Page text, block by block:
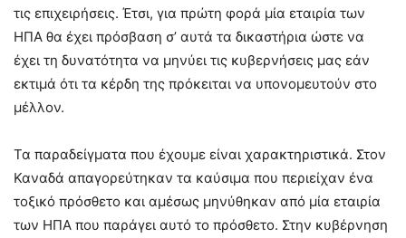
τις επιχειρήσεις. Έτσι, για πρώτη φορά μία εταιρία των
ΗΠΑ θα έχει πρόσβαση σ’ αυτά τα δικαστήρια ώστε να
έχει τη δυνατότητα να μηνύει τις κυβερνήσεις μας εάν
εκτιμά ότι τα κέρδη της πρόκειται να υπονομευτούν στο
μέλλον.
Τα παραδείγματα που έχουμε είναι χαρακτηριστικά. Στον
Καναδά απαγορεύτηκαν τα καύσιμα που περιείχαν ένα
τοξικό πρόσθετο και αμέσως μηνύθηκαν από μία εταιρία
των ΗΠΑ που παράγει αυτό το πρόσθετο. Στην κυβέρνηση